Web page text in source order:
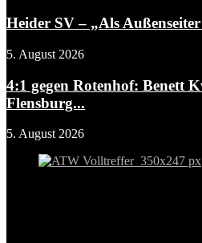
Heider SV – „Als Außenseiter
5. August 2026
4:1 gegen Rotenhof: Benett
Flensburg...
5. August 2026